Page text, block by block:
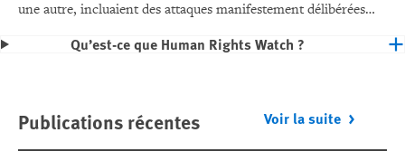
une autre, incluaient des attaques manifestement délibérées
Qu’est-ce que Human Rights Watch ?
Publications récentes Voir la suite